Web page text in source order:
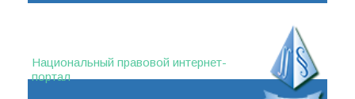
Национальный правовой интернет-
портал